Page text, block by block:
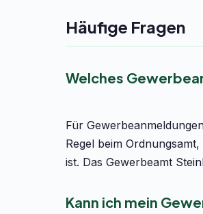
Häufige Fragen
Welches
Für
Regel beim
ist. Das Gewerbeamt
Kann ich mein